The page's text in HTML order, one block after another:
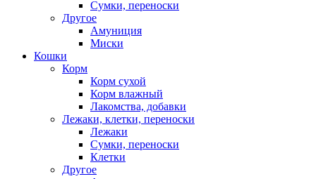
Сумки, переноски
Другое
Амуниция
Миски
Кошки
Корм
Корм сухой
Корм влажный
Лакомства, добавки
Лежаки, клетки, переноски
Лежаки
Сумки, переноски
Клетки
Другое